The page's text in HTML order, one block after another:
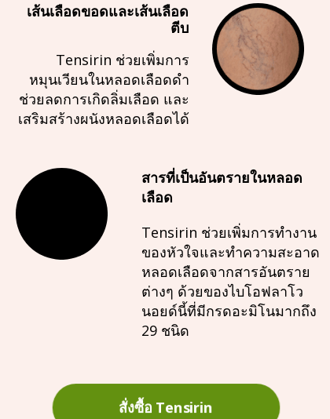
สั่งซื้อ Tensirin
สารที่เป็นอันตรายในหลอด
เลือด
Tensirin ช่วยเพิ่มการทำงาน
ของหัวใจและทำความสะอาด
หลอดเลือดจากสารอันตราย
ต่างๆ ด้วยของไบโอฟลาโว
นอยด์นี้ที่มีกรดอะมิโนมากถึง
29 ชนิด
เส้นเลือดขอดและเส้นเลือด
ตีบ
Tensirin ช่วยเพิ่มการ
หมุนเวียนในหลอดเลือดดำ
ช่วยลดการเกิดลิ่มเลือด และ
เสริมสร้างผนังหลอดเลือดได้